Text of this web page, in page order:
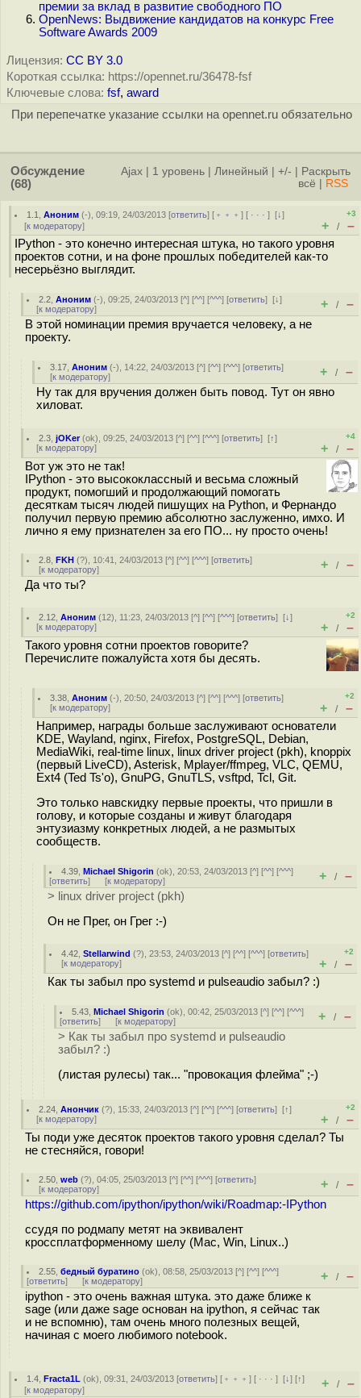
премии за вклад в развитие свободного ПО
OpenNews: Выдвижение кандидатов на конкурс Free
Software Awards 2009
Лицензия: CC BY 3.0
Короткая ссылка: https://opennet.ru/36478-fsf
Ключевые слова: fsf, award
При перепечатке указание ссылки на opennet.ru обязательно
Обсуждение
(68)
Ajax 1 уровень Линейный +/-
Раскрыть
всё
RSS
1.1 ,Аноним (-), 09:19, 24/03/2013 [ответить] [ ﹢﹢﹢] [ · · ·][↓]
[к модератору]
+3
+ / –
IPython - это конечно интересная штука, но такого уровня
проектов сотни, и на фоне прошлых победителей как-то
несерьёзно выглядит.
2.2 ,Аноним (-), 09:25, 24/03/2013 [^] [^^] [^^^] [ответить][↓]
[к модератору] + / –
В этой номинации премия вручается человеку, а не
проекту.
3.17 ,Аноним (-), 14:22, 24/03/2013 [^] [^^] [^^^] [ответить]
[к модератору] + / –
Ну так для вручения должен быть повод. Тут он явно
хиловат.
2.3 ,jOKer(ok), 09:25, 24/03/2013 [^] [^^] [^^^] [ответить][↑]
[к модератору]
+4
+ / –
Вот уж это не так!
IPython - это высококлассный и весьма сложный
продукт, помогший и продолжающий помогать
десяткам тысяч людей пишущих на Python, и Фернандо
получил первую премию абсолютно заслуженно, имхо. И
лично я ему признателен за его ПО... ну просто очень!
2.8 ,FKH (?), 10:41, 24/03/2013 [^] [^^] [^^^] [ответить]
[к модератору] + / –
Да что ты?
2.12 ,Аноним (12), 11:23, 24/03/2013 [^] [^^] [^^^] [ответить][↓]
[к модератору]
+2
+ / –
Такого уровня сотни проектов говорите?
Перечислите пожалуйста хотя бы десять.
3.38 ,Аноним (-), 20:50, 24/03/2013 [^] [^^] [^^^] [ответить]
[к модератору]
+2
+ / –
Например, награды больше заслуживают основатели
KDE, Wayland, nginx, Firefox, PostgreSQL, Debian,
MediaWiki, real-time linux, linux driver project (pkh), knoppix
(первый LiveCD), Asterisk, Mplayer/ffmpeg, VLC, QEMU,
Ext4 (Ted Ts'o), GnuPG, GnuTLS, vsftpd, Tcl, Git.
Это только навскидку первые проекты, что пришли в
голову, и которые созданы и живут благодаря
энтузиазму конкретных людей, а не размытых
сообществ.
4.39 ,Michael Shigorin (ok), 20:53, 24/03/2013 [^] [^^] [^^^]
[ответить] [к модератору] + / –
> linux driver project (pkh)
Он не Прег, он Грег :-)
4.42 ,Stellarwind (?), 23:53, 24/03/2013 [^] [^^] [^^^] [ответить]
[к модератору]
+2
+ / –
Как ты забыл про systemd и pulseaudio забыл? :)
5.43 ,Michael Shigorin (ok), 00:42, 25/03/2013 [^] [^^] [^^^]
[ответить] [к модератору] + / –
> Как ты забыл про systemd и pulseaudio
забыл? :)
(листая рулесы) так... "провокация флейма" ;-)
2.24 ,Анончик (?), 15:33, 24/03/2013 [^] [^^] [^^^] [ответить][↑]
[к модератору]
+2
+ / –
Ты поди уже десяток проектов такого уровня сделал? Ты
не стесняйся, говори!
2.50 ,web (?), 04:05, 25/03/2013 [^] [^^] [^^^] [ответить]
[к модератору] + / –
https://github.com/ipython/ipython/wiki/Roadmap:-IPython
ссудя по родмапу метят на эквивалент
кроссплатформенному шелу (Mac, Win, Linux..)
2.55 ,бедный буратино (ok), 08:58, 25/03/2013 [^] [^^] [^^^]
[ответить] [к модератору] + / –
ipython - это очень важная штука. это даже ближе к
sage (или даже sage основан на ipython, я сейчас так
и не вспомню), там очень много полезных вещей,
начиная с моего любимого notebook.
1.4 ,Fracta1L (ok), 09:31, 24/03/2013 [ответить] [ ﹢﹢﹢] [ · · ·][↓] [↑]
[к модератору] + / –